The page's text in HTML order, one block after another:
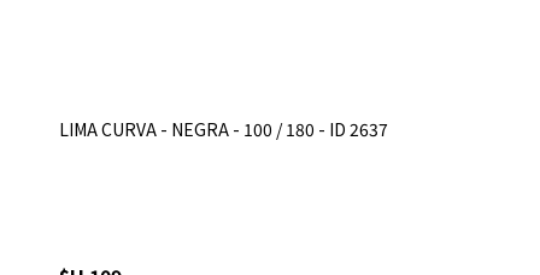
LIMA CURVA - NEGRA - 100 / 180 - ID 2637